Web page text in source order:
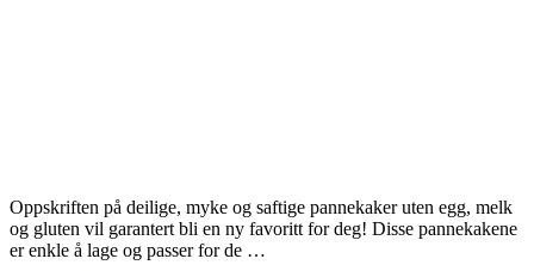
Oppskriften på deilige, myke og saftige pannekaker uten egg, melk
og gluten vil garantert bli en ny favoritt for deg! Disse pannekakene
er enkle å lage og passer for de …